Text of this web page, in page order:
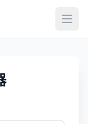
打开